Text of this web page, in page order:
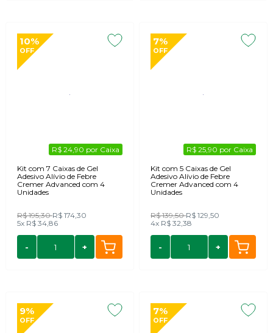
10%
OFF
R$ 24,90 por Caixa
Kit com 7 Caixas de Gel
Adesivo Alívio de Febre
Cremer Advanced com 4
Unidades
R$ 195,30R$ 174,30
5x R$ 34,86
- +
7%
OFF
R$ 25,90 por Caixa
Kit com 5 Caixas de Gel
Adesivo Alívio de Febre
Cremer Advanced com 4
Unidades
R$ 139,50R$ 129,50
4x R$ 32,38
- +
9%
OFF
7%
OFF